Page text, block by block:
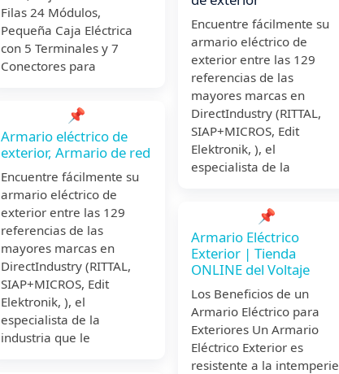
Filas 24 Módulos,
Pequeña Caja Eléctrica
con 5 Terminales y 7
Conectores para
📌
Armario eléctrico de
exterior, Armario de red
Encuentre fácilmente su
armario eléctrico de
exterior entre las 129
referencias de las
mayores marcas en
DirectIndustry (RITTAL,
SIAP+MICROS, Edit
Elektronik, ), el
especialista de la
industria que le
Encuentre fácilmente su
armario eléctrico de
exterior entre las 129
referencias de las
mayores marcas en
DirectIndustry (RITTAL,
SIAP+MICROS, Edit
Elektronik, ), el
especialista de la
📌
Armario Eléctrico
Exterior | Tienda
ONLINE del Voltaje
Los Beneficios de un
Armario Eléctrico para
Exteriores Un Armario
Eléctrico Exterior es
resistente a la intemperie